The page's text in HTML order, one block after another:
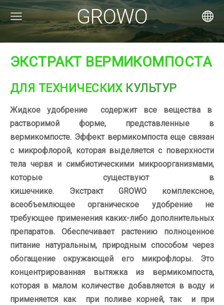
GROWO
ЭКСТРАКТ ВЕРМИКОМПОСТА
ДЛЯ ТЕХНИЧЕСКИХКУЛЬТУР
Жидкое удобрение содержит все вещества в
растворимой форме, представленные в
вермикомпосте. Эффект вермикомпоста еще связан
с микрофлорой, которая выделяется с поверхности
тела червя и симбиотическими микроорганизмами,
которые существуют в
кишечнике. ЭкстрактGROWO
комплексное,
всеобъемлющее органическое удобрение не
требующее применения каких-либо дополнительных
препаратов. Обеспечивает растению полноценное
питание натуральным, природным способом через
обогащение окружающей его микрофлоры. Это
концентрированная вытяжка из вермикомпоста,
которая в малом количестве добавляется в воду и
применяется как при поливе корней, так и при